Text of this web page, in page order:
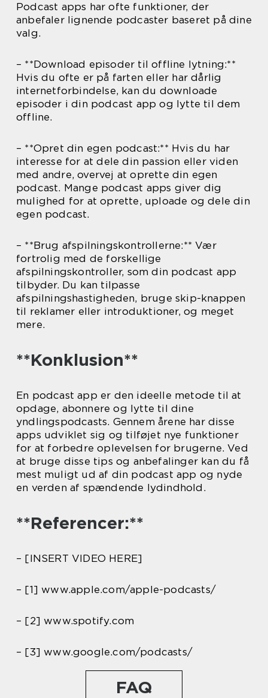
Podcast apps har ofte funktioner, der
anbefaler lignende podcaster baseret på dine
valg.
– **Download episoder til offline lytning:**
Hvis du ofte er på farten eller har dårlig
internetforbindelse, kan du downloade
episoder i din podcast app og lytte til dem
offline.
– **Opret din egen podcast:** Hvis du har
interesse for at dele din passion eller viden
med andre, overvej at oprette din egen
podcast. Mange podcast apps giver dig
mulighed for at oprette, uploade og dele din
egen podcast.
– **Brug afspilningskontrollerne:** Vær
fortrolig med de forskellige
afspilningskontroller, som din podcast app
tilbyder. Du kan tilpasse
afspilningshastigheden, bruge skip-knappen
til reklamer eller introduktioner, og meget
mere.
**Konklusion**
En podcast app er den ideelle metode til at
opdage, abonnere og lytte til dine
yndlingspodcasts. Gennem årene har disse
apps udviklet sig og tilføjet nye funktioner
for at forbedre oplevelsen for brugerne. Ved
at bruge disse tips og anbefalinger kan du få
mest muligt ud af din podcast app og nyde
en verden af spændende lydindhold.
**Referencer:**
– [INSERT VIDEO HERE]
– [1] www.apple.com/apple-podcasts/
– [2] www.spotify.com
– [3] www.google.com/podcasts/
FAQ